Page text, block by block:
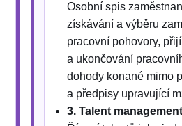
Osobní spis
získávání a výběru
pracovní pohovory,
a ukončování
dohody konané mimo
a předpisy upravující
3. Talent management